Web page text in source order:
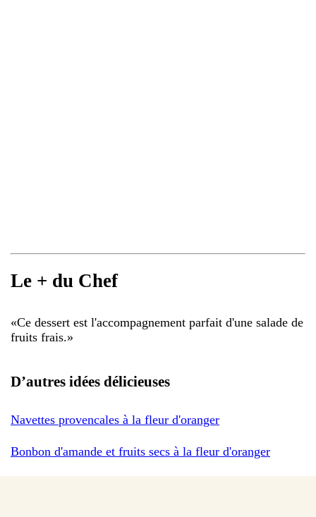
Le + du Chef
«Ce dessert est l'accompagnement parfait d'une salade de
fruits frais.»
D’autres idées délicieuses
Navettes provencales à la fleur d'oranger
Bonbon d'amande et fruits secs à la fleur d'oranger